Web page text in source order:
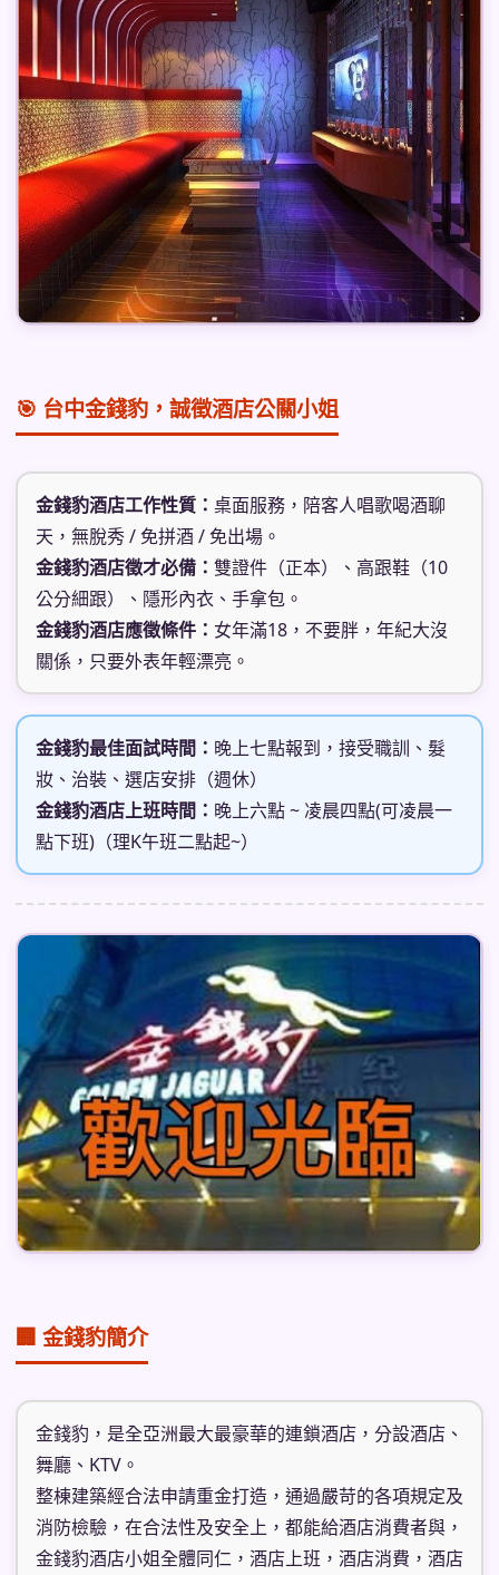
🎯 台中金錢豹，誠徵酒店公關小姐
金錢豹酒店工作性質： 桌面服務，陪客人唱歌喝酒聊
天，無脫秀 / 免拼酒 / 免出場。
金錢豹酒店徵才必備： 雙證件（正本）、高跟鞋（10
公分細跟）、隱形內衣、手拿包。
金錢豹酒店應徵條件： 女年滿18，不要胖，年紀大沒
關係，只要外表年輕漂亮。
金錢豹最佳面試時間： 晚上七點報到，接受職訓、髮
妝、治裝、選店安排（週休）
金錢豹酒店上班時間： 晚上六點 ~ 凌晨四點(可凌晨一
點下班)（理K午班二點起~）
🏢 金錢豹簡介
金錢豹，是全亞洲最大最豪華的連鎖酒店，分設酒店、
舞廳、KTV。
整棟建築經合法申請重金打造，通過嚴苛的各項規定及
消防檢驗，在合法性及安全上，都能給酒店消費者與，
金錢豹酒店小姐全體同仁，酒店上班，酒店消費，酒店